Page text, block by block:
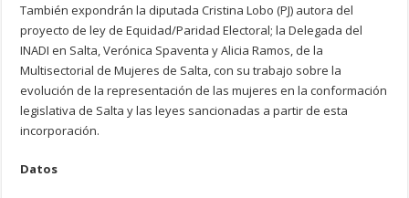
También expondrán la diputada Cristina Lobo (PJ) autora del
proyecto de ley de Equidad/Paridad Electoral; la Delegada del
INADI en Salta, Verónica Spaventa y Alicia Ramos, de la
Multisectorial de Mujeres de Salta, con su trabajo sobre la
evolución de la representación de las mujeres en la conformación
legislativa de Salta y las leyes sancionadas a partir de esta
incorporación.
Datos